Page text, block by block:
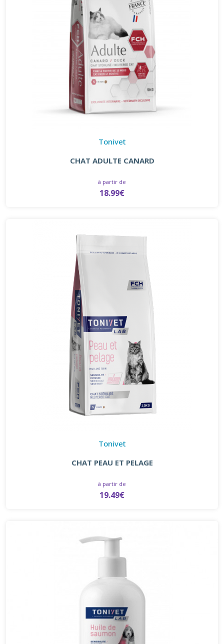
Tonivet
CHAT ADULTE CANARD
à partir de
18.99€
Tonivet
CHAT PEAU ET PELAGE
à partir de
19.49€